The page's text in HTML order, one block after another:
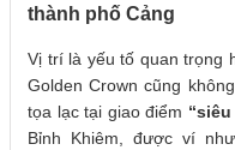
thành phố Cảng
Vị trí là yếu tố quan trọng
Golden Crown cũng
tọa lạc tại giao điểm
Bỉnh Khiêm, được ví